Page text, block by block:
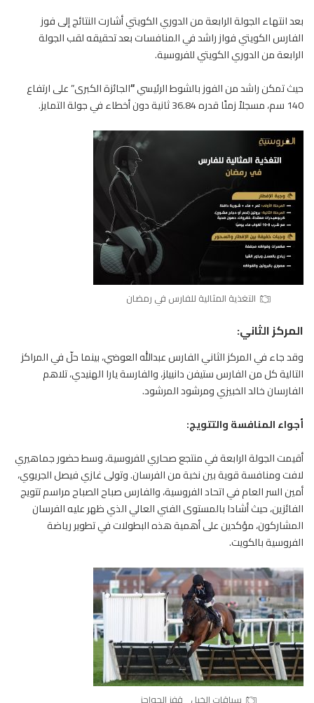
بعد انتهاء الجولة الرابعة من الدوري الكويتي أشارت النتائج إلى فوز
الفارسالكويتي فواز راشد في المنافسات بعد تحقيقه لقب الجولة
الرابعة من الدوري الكويتي للفروسية.
حيث تمكن راشد من الفوز بالشوط الرئيسي“الجائزة الكبرى” على ارتفاع
140 سم، مسجلاً زمنًا قدره 36.84 ثانية دون أخطاء في جولة التمايز.
التغذية المثالية للفارس في رمضان
المركز الثاني:
وقد جاء في المركز الثاني الفارس عبدالله العوضي، بينما حلّ في المراكز
التالية كل من الفارس ستيفن دانييلز، والفارسة يارا الهنيدي، تلاهم
الفارسان خالد الخبيزي ومرشود المرشود.
أجواء المنافسة والتتويج:
أقيمت الجولة الرابعة في منتجع صحاري للفروسية، وسط حضور جماهيري
لافت ومنافسة قوية بين نخبة منالفرسان. وتولى غازي فيصل الجريوي،
أمين السر العام في اتحاد الفروسية، والفارس صباح الصباح مراسم تتويج
الفائزين، حيث أشادا بالمستوى الفني العالي الذي ظهر عليه الفرسان
المشاركون، مؤكدين على أهمية هذه البطولات في تطوير رياضة
الفروسية بالكويت.